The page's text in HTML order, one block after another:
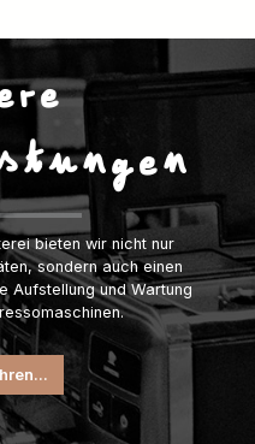
bieten wir nicht nur
sondern auch einen
Aufstellung und Wartung